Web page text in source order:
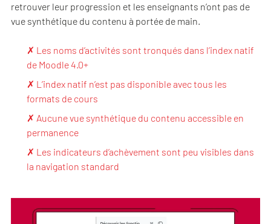
retrouver leur progression et les enseignants n’ont pas de
vue synthétique du contenu à portée de main.
✗ Les noms d’activités sont tronqués dans l’index natif
de Moodle 4.0+
✗ L’index natif n’est pas disponible avec tous les
formats de cours
✗ Aucune vue synthétique du contenu accessible en
permanence
✗ Les indicateurs d’achèvement sont peu visibles dans
la navigation standard